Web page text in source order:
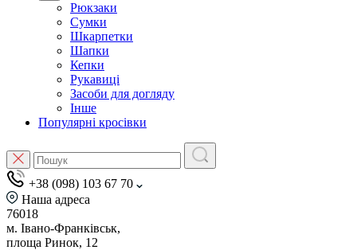
Рюкзаки
Сумки
Шкарпетки
Шапки
Кепки
Рукавиці
Засоби для догляду
Інше
Популярні кросівки
+38 (098) 103 67 70
Наша адреса
76018
м. Івано-Франківськ,
площа Ринок, 12